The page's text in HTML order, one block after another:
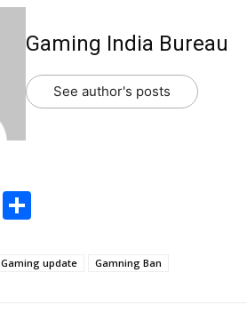
Gaming India Bureau
See author's posts
W
at ar
Gaming update Gamning Ban